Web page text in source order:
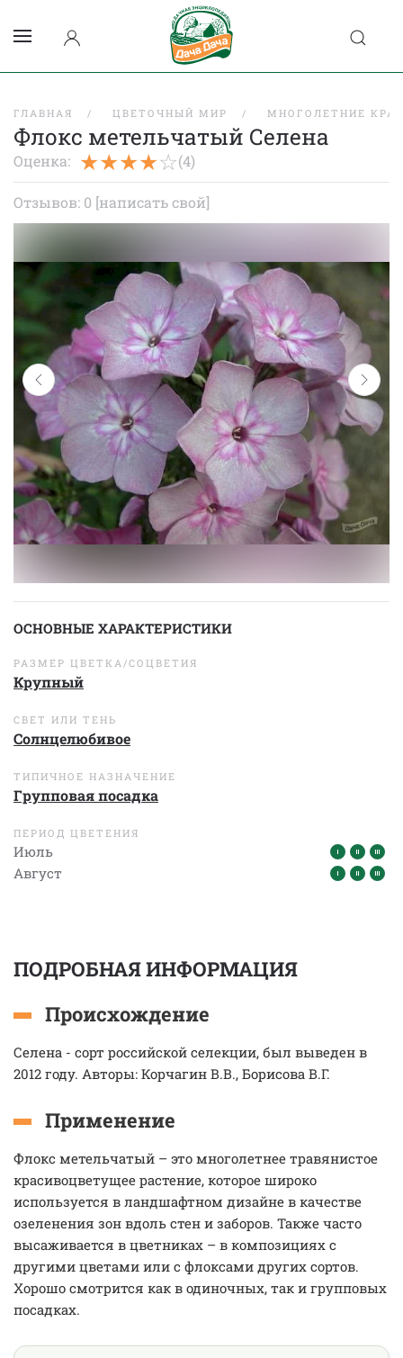
ГЛАВНАЯ ЦВЕТОЧНЫЙ МИР МНОГОЛЕТНИЕ
Флокс метельчатый Селена
Оценка: (4)
Отзывов: 0 [написать свой]
ОСНОВНЫЕ ХАРАКТЕРИСТИКИ
РАЗМЕР ЦВЕТКА/СОЦВЕТИЯ
Крупный
СВЕТ ИЛИ ТЕНЬ
Солнцелюбивое
ТИПИЧНОЕ НАЗНАЧЕНИЕ
Групповая посадка
ПЕРИОД ЦВЕТЕНИЯ
Июль
Август
ПОДРОБНАЯ ИНФОРМАЦИЯ
Происхождение
Селена - сорт российской селекции, был выведен в
2012 году. Авторы: Корчагин В.В., Борисова В.Г.
Применение
Флокс метельчатый – это многолетнее травянистое
красивоцветущее растение, которое широко
используется в ландшафтном дизайне в качестве
озеленения зон вдоль стен и заборов. Также часто
высаживается в цветниках – в композициях с
другими цветами или с флоксами других сортов.
Хорошо смотрится как в одиночных, так и групповых
посадках.